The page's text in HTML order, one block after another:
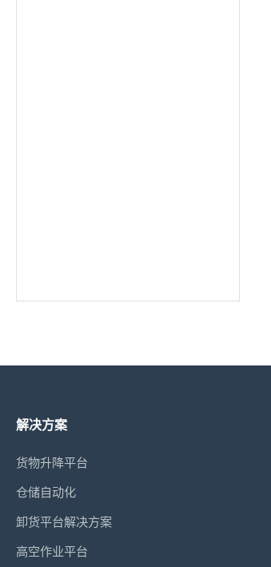
解决方案
货物升降平台
仓储自动化
卸货平台解决方案
高空作业平台